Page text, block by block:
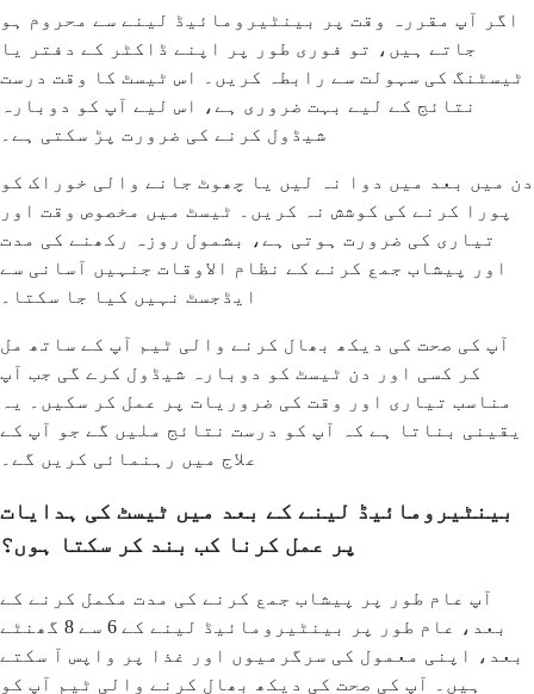
اگر آپ مقررہ وقت پر بینٹیرومائیڈ لینے سے محروم ہو
جاتے ہیں، تو فوری طور پر اپنے ڈاکٹر کے دفتر یا
ٹیسٹنگ کی سہولت سے رابطہ کریں۔ اس ٹیسٹ کا وقت درست
نتائج کے لیے بہت ضروری ہے، اس لیے آپ کو دوبارہ
شیڈول کرنے کی ضرورت پڑ سکتی ہے۔
دن میں بعد میں دوا نہ لیں یا چھوٹ جانے والی خوراک کو
پورا کرنے کی کوشش نہ کریں۔ ٹیسٹ میں مخصوص وقت اور
تیاری کی ضرورت ہوتی ہے، بشمول روزہ رکھنے کی مدت
اور پیشاب جمع کرنے کے نظام الاوقات جنہیں آسانی سے
ایڈجسٹ نہیں کیا جا سکتا۔
آپ کی صحت کی دیکھ بھال کرنے والی ٹیم آپ کے ساتھ مل
کر کسی اور دن ٹیسٹ کو دوبارہ شیڈول کرے گی جب آپ
مناسب تیاری اور وقت کی ضروریات پر عمل کر سکیں۔ یہ
یقینی بناتا ہے کہ آپ کو درست نتائج ملیں گے جو آپ کے
علاج میں رہنمائی کریں گے۔
بینٹیرومائیڈ لینے کے بعد میں ٹیسٹ کی ہدایات
پر عمل کرنا کب بند کر سکتا ہوں؟
آپ عام طور پر پیشاب جمع کرنے کی مدت مکمل کرنے کے
بعد، عام طور پر بینٹیرومائیڈ لینے کے 6 سے 8 گھنٹے
بعد، اپنی معمول کی سرگرمیوں اور غذا پر واپس آ سکتے
ہیں۔ آپ کی صحت کی دیکھ بھال کرنے والی ٹیم آپ کو